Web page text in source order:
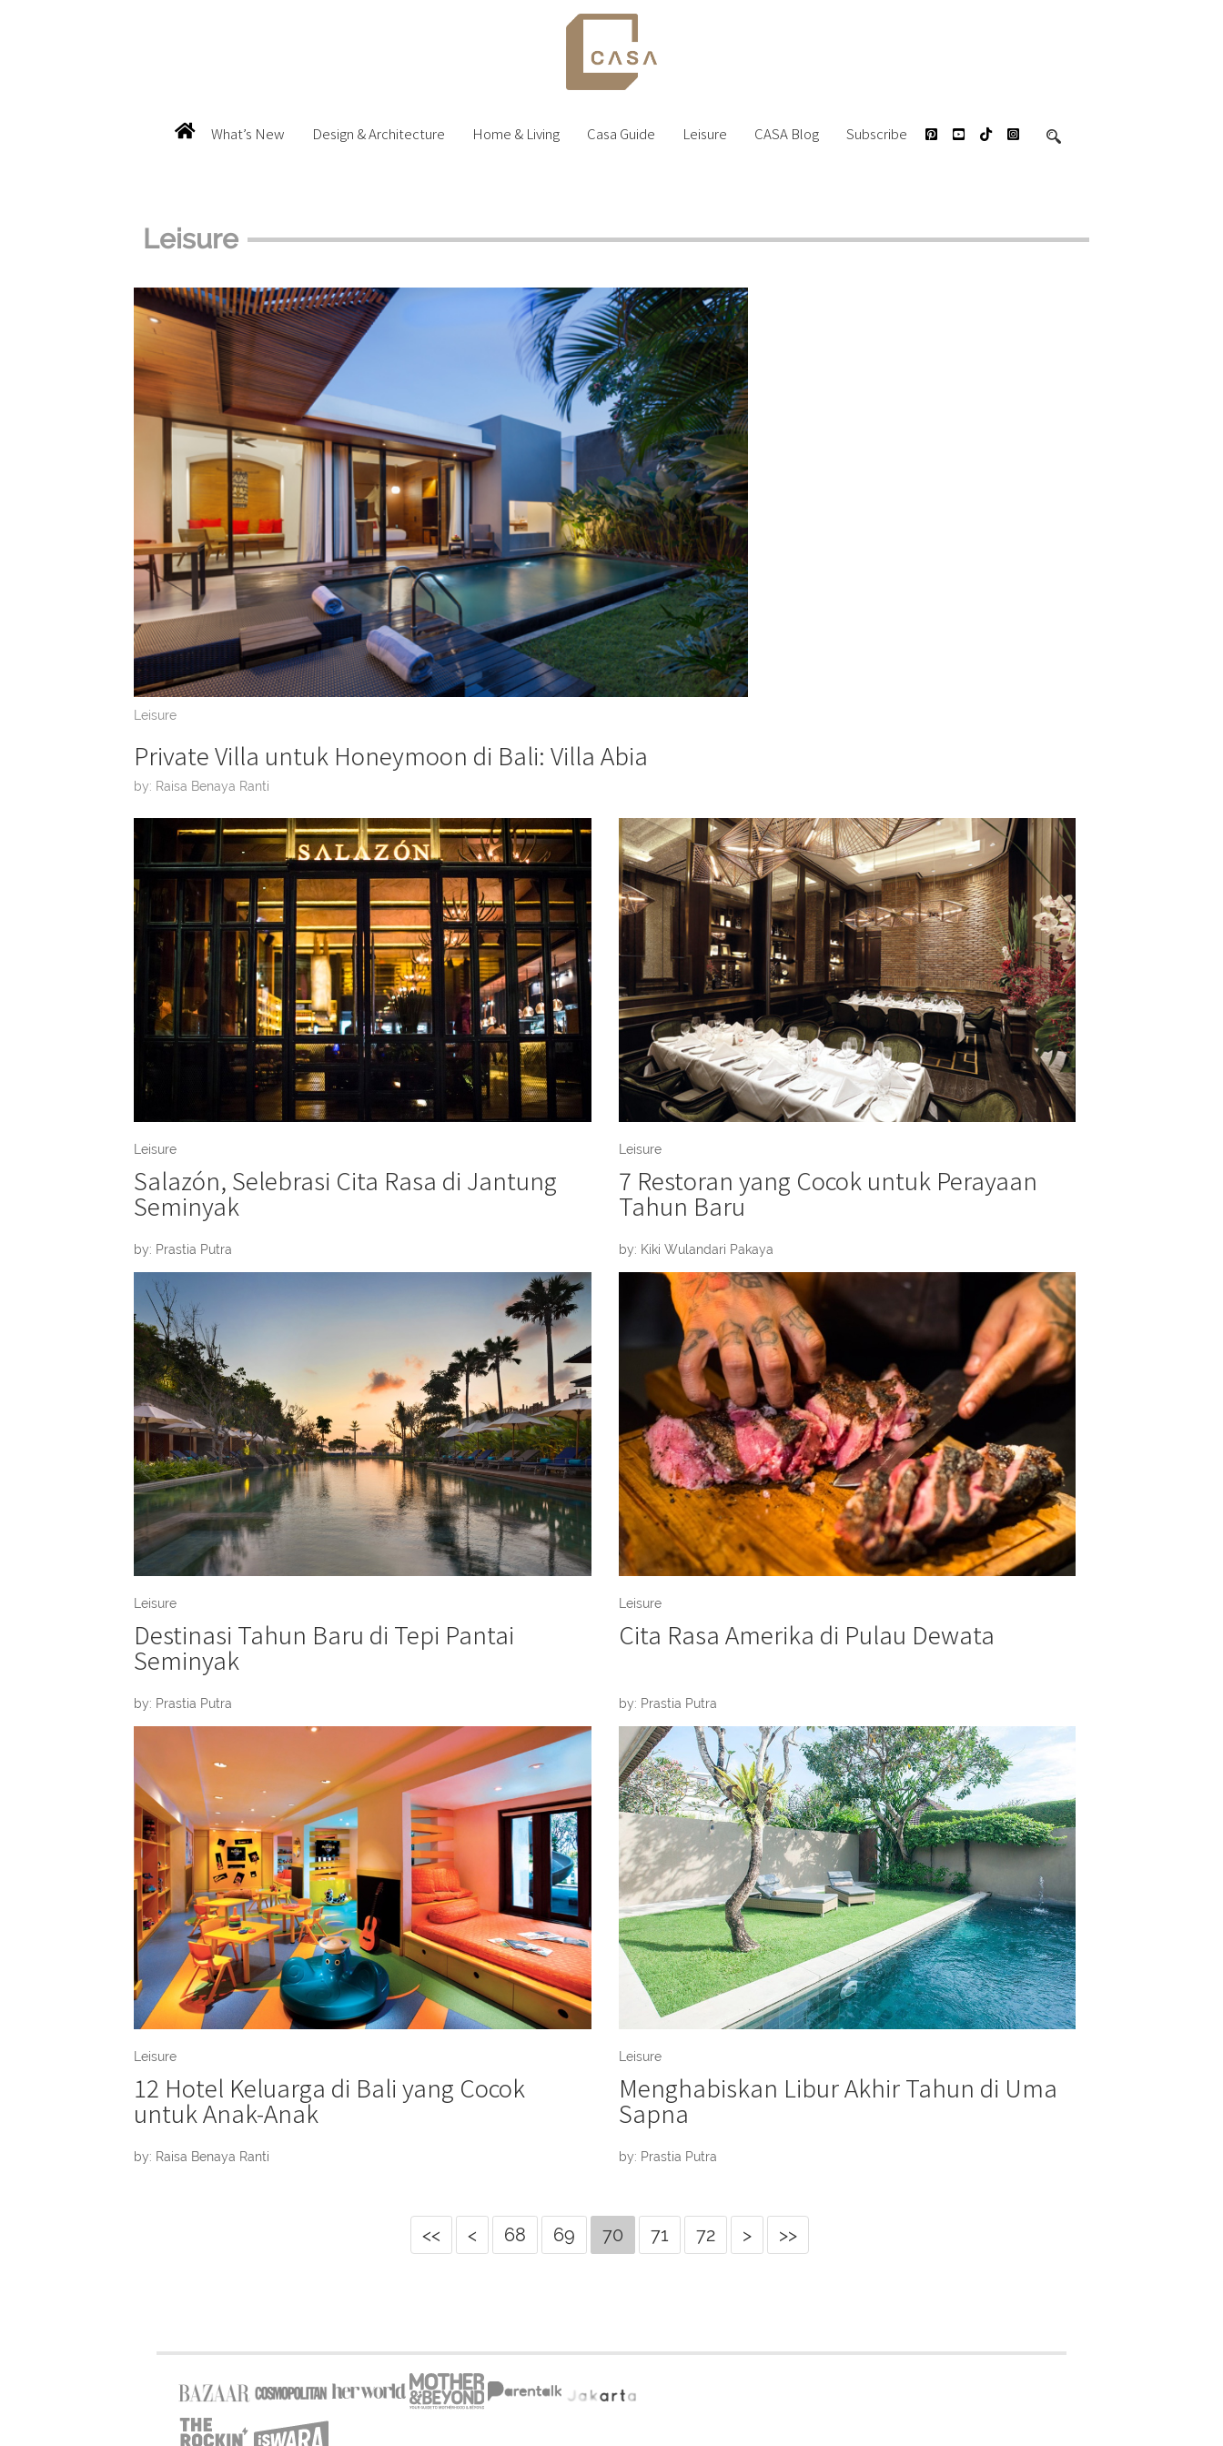
What’s New Design & Architecture Home & Living Casa Guide Leisure CASA Blog Subscribe
Leisure
Leisure
Private Villa untuk Honeymoon di Bali: Villa Abia
by: Raisa Benaya Ranti
Leisure
Salazón, Selebrasi Cita Rasa di Jantung
Seminyak
by: Prastia Putra
Leisure
7 Restoran yang Cocok untuk Perayaan
Tahun Baru
by: Kiki Wulandari Pakaya
Leisure
Destinasi Tahun Baru di Tepi Pantai
Seminyak
by: Prastia Putra
Leisure
Cita Rasa Amerika di Pulau Dewata
by: Prastia Putra
Leisure
12 Hotel Keluarga di Bali yang Cocok
untuk Anak-Anak
by: Raisa Benaya Ranti
Leisure
Menghabiskan Libur Akhir Tahun di Uma
Sapna
by: Prastia Putra
<< < 68 69 70 71 72 > >>